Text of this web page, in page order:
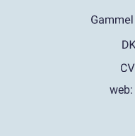
web: